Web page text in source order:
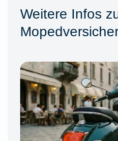
Weitere Infos